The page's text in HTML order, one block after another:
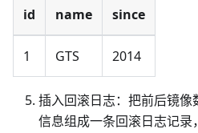
id name since
1 GTS 2014
插入回滚日志：把前后镜像
信息组成一条回滚日志记录